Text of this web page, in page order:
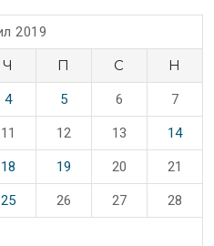
2019
Ч П С Н
4 5 6 7
11 12 13 14
18 19 20 21
25 26 27 28